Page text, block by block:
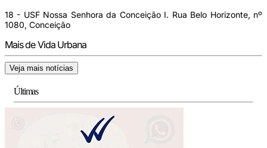
18 - USF Nossa Senhora da Conceição I. Rua Belo Horizonte, nº
1080, Conceição
Mais de Vida Urbana
Veja mais notícias
Últimas